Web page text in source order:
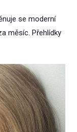
se moderní
měsíc. Přehlídky